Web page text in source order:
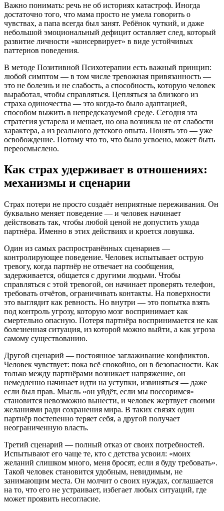
Важно понимать: речь не об историях катастроф. Иногда
достаточно того, что мама просто не умела говорить о
чувствах, а папа всегда был занят. Ребёнок чуткий, и даже
небольшой эмоциональный дефицит оставляет след, который
развитие личности «консервирует» в виде устойчивых
паттернов поведения.
В методе Позитивной Психотерапии есть важный принцип:
любой симптом — в том числе тревожная привязанность —
это не болезнь и не слабость, а способность, которую человек
выработал, чтобы справляться. Цепляться за близкого из
страха одиночества — это когда-то было адаптацией,
способом выжить в непредсказуемой среде. Сегодня эта
стратегия устарела и мешает, но она возникла не от слабости
характера, а из реального детского опыта. Понять это — уже
освобождение. Потому что то, что было усвоено, может быть
переосмыслено.
Как страх удерживает в отношениях:
механизмы и сценарии
Страх потери не просто создаёт неприятные переживания. Он
буквально меняет поведение — и человек начинает
действовать так, чтобы любой ценой не допустить ухода
партнёра. Именно в этих действиях и кроется ловушка.
Один из самых распространённых сценариев —
контролирующее поведение. Человек испытывает острую
тревогу, когда партнёр не отвечает на сообщения,
задерживается, общается с другими людьми. Чтобы
справляться с этой тревогой, он начинает проверять телефон,
требовать отчётов, ограничивать контакты. На поверхности
это выглядит как ревность. Но внутри — это попытка взять
под контроль угрозу, которую мозг воспринимает как
смертельно опасную. Потеря партнёра воспринимается не как
болезненная ситуация, из которой можно выйти, а как угроза
самому существованию.
Другой сценарий — постоянное заглаживание конфликтов.
Человек чувствует: пока всё спокойно, он в безопасности. Как
только между партнёрами возникает напряжение, он
немедленно начинает идти на уступки, извиняться — даже
если был прав. Мысль «он уйдёт, если мы поссоримся»
становится невозможно вынести, и человек жертвует своими
желаниями ради сохранения мира. В таких связях один
партнёр постепенно теряет себя, а другой получает
неограниченную власть.
Третий сценарий — полный отказ от своих потребностей.
Испытывают его чаще те, кто с детства усвоил: «моих
желаний слишком много, меня бросят, если я буду требовать».
Такой человек становится удобным, невидимым, не
занимающим места. Он молчит о своих нуждах, соглашается
на то, что его не устраивает, избегает любых ситуаций, где
может проявить несогласие.